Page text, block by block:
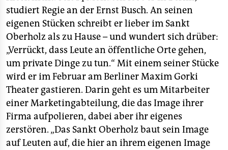
studiert Regie an der Ernst Busch. An seinen
eigenen Stücken schreibt er lieber im Sankt
Oberholz als zu Hause – und wundert sich drüber:
„Verrückt, dass Leute an öffentliche Orte gehen,
um private Dinge zu tun.“ Mit einem seiner Stücke
wird er im Februar am Berliner Maxim Gorki
Theater gastieren. Darin geht es um Mitarbeiter
einer Marketingabteilung, die das Image ihrer
Firma aufpolieren, dabei aber ihr eigenes
zerstören. „Das Sankt Oberholz baut sein Image
auf Leuten auf, die hier an ihrem eigenen Image